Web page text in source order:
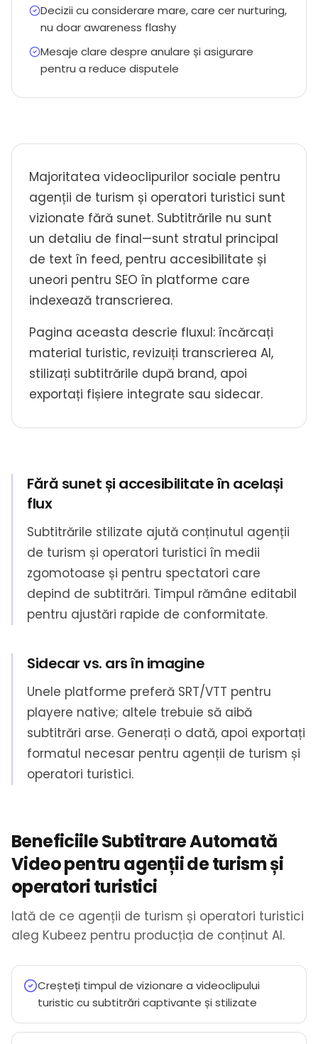
Decizii cu considerare mare, care cer nurturing,
nu doar awareness flashy
Mesaje clare despre anulare și asigurare
pentru a reduce disputele
Majoritatea videoclipurilor sociale pentru
agenții de turism și operatori turistici sunt
vizionate fără sunet. Subtitrările nu sunt
un detaliu de final—sunt stratul principal
de text în feed, pentru accesibilitate și
uneori pentru SEO în platforme care
indexează transcrierea.
Pagina aceasta descrie fluxul: încărcați
material turistic, revizuiți transcrierea AI,
stilizați subtitrările după brand, apoi
exportați fișiere integrate sau sidecar.
Fără sunet și accesibilitate în același
flux
Subtitrările stilizate ajută conținutul agenții
de turism și operatori turistici în medii
zgomotoase și pentru spectatori care
depind de subtitrări. Timpul rămâne editabil
pentru ajustări rapide de conformitate.
Sidecar vs. ars în imagine
Unele platforme preferă SRT/VTT pentru
playere native; altele trebuie să aibă
subtitrări arse. Generați o dată, apoi exportați
formatul necesar pentru agenții de turism și
operatori turistici.
Beneficiile Subtitrare Automată
Video pentru agenții de turism și
operatori turistici
Iată de ce agenții de turism și operatori turistici
aleg Kubeez pentru producția de conținut AI.
Creșteți timpul de vizionare a videoclipului
turistic cu subtitrări captivante și stilizate